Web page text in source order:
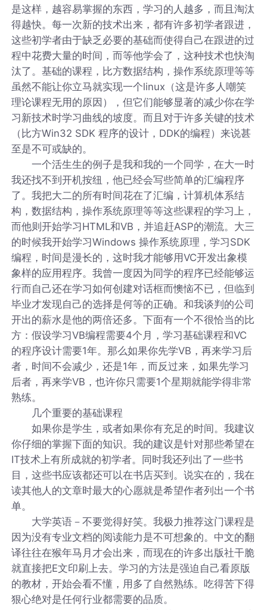
是这样，越容易掌握的东西，学习的人越多，而且淘汰
得越快。每一次新的技术出来，都有许多初学者跟进，
这些初学者由于缺乏必要的基础而使得自己在跟进的过
程中花费大量的时间，而等他学会了，这种技术也快淘
汰了。基础的课程，比方数据结构，操作系统原理等等
虽然不能让你立马就实现一个linux（这是许多人嘲笑
理论课程无用的原因），但它们能够显著的减少你在学
习新技术时学习曲线的坡度。而且对于许多关键的技术
（比方Win32 SDK 程序的设计，DDK的编程）来说甚
至是不可或缺的。
一个活生生的例子是我和我的一个同学，在大一时
我还找不到开机按纽，他已经会写些简单的汇编程序
了。我把大二的所有时间花在了汇编，计算机体系结
构，数据结构，操作系统原理等等这些课程的学习上，
而他则开始学习HTML和VB，并追赶ASP的潮流。大三
的时候我开始学习Windows 操作系统原理，学习SDK
编程，时间是漫长的，这时我才能够用VC开发出象模
象样的应用程序。我曾一度因为同学的程序已经能够运
行而自己还在学习如何创建对话框而懊恼不已，但临到
毕业才发现自己的选择是何等的正确。和我谈判的公司
开出的薪水是他的两倍还多。下面有一个不很恰当的比
方：假设学习VB编程需要4个月，学习基础课程和VC
的程序设计需要1年。那么如果你先学VB，再来学习后
者，时间不会减少，还是1年，而反过来，如果先学习
后者，再来学VB，也许你只需要1个星期就能学得非常
熟练。
几个重要的基础课程
如果你是学生，或者如果你有充足的时间。我建议
你仔细的掌握下面的知识。我的建议是针对那些希望在
IT技术上有所成就的初学者。同时我还列出了一些书
目，这些书应该都还可以在书店买到。说实在的，我在
读其他人的文章时最大的心愿就是希望作者列出一个书
单。
大学英语－不要觉得好笑。我极力推荐这门课程是
因为没有专业文档的阅读能力是不可想象的。中文的翻
译往往在猴年马月才会出来，而现在的许多出版社干脆
就直接把E文印刷上去。学习的方法是强迫自己看原版
的教材，开始会看不懂，用多了自然熟练。吃得苦下得
狠心绝对是任何行业都需要的品质。